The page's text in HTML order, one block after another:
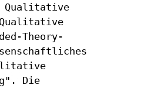
Qualitative
Theory-
Die